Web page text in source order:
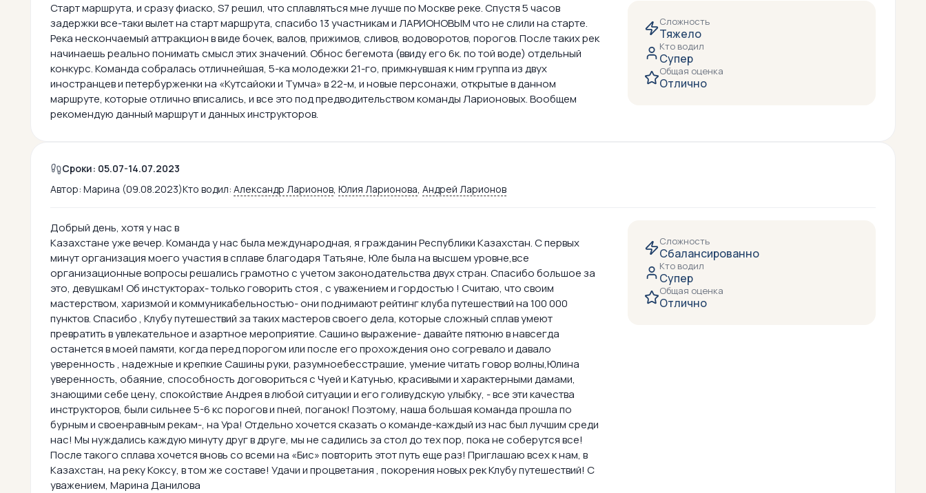
Старт маршрута, и сразу фиаско, S7 решил, что сплавляться мне лучше по Москве реке. Спустя 5 часов
задержки все-таки вылет на старт маршрута, спасибо 13 участникам и ЛАРИОНОВЫМ что не слили на старте.
Река нескончаемый аттракцион в виде бочек, валов, прижимов, сливов, водоворотов, порогов. После таких рек
начинаешь реально понимать смысл этих значений. Обнос бегемота (ввиду его 6к. по той воде) отдельный
конкурс. Команда собралась отличнейшая, 5-ка молодежки 21-го, примкнувшая к ним группа из двух
иностранцев и петербурженки на «Кутсайоки и Тумча» в 22-м, и новые персонажи, открытые в данном
маршруте, которые отлично вписались, и все это под предводительством команды Ларионовых. Вообщем
рекомендую данный маршрут и данных инструкторов.
Сложность
Тяжело
Кто водил
Супер
Общая оценка
Отлично
Сроки: 05.07-14.07.2023
Автор: Марина (09.08.2023)Кто водил: Александр Ларионов, Юлия Ларионова, Андрей Ларионов
Добрый день, хотя у нас в
Казахстане уже вечер. Команда у нас была международная, я гражданин Республики Казахстан. С первых
минут организация моего участия в сплаве благодаря Татьяне, Юле была на высшем уровне,все
организационные вопросы решались грамотно с учетом законодательства двух стран. Спасибо большое за
это, девушкам! Об инстукторах- только говорить стоя , с уважением и гордостью ! Считаю, что своим
мастерством, харизмой и коммуникабельностью- они поднимают рейтинг клуба путешествий на 100 000
пунктов. Спасибо , Клубу путешествий за таких мастеров своего дела, которые сложный сплав умеют
превратить в увлекательное и азартное мероприятие. Сашино выражение- давайте пятюню в навсегда
останется в моей памяти, когда перед порогом или после его прохождения оно согревало и давало
уверенность , надежные и крепкие Сашины руки, разумноебесстрашие, умение читать говор волны,Юлина
уверенность, обаяние, способность договориться с Чуей и Катунью, красивыми и характерными дамами,
знающими себе цену, спокойствие Андрея в любой ситуации и его голивудскую улыбку, - все эти качества
инструкторов, были сильнее 5-6 кс порогов и пней, поганок! Поэтому, наша большая команда прошла по
бурным и своенравным рекам-, на Ура! Отдельно хочется сказать о команде-каждый из нас был лучшим среди
нас! Мы нуждались каждую минуту друг в друге, мы не садились за стол до тех пор, пока не соберутся все!
После такого сплава хочется вновь со всеми на «Бис» повторить этот путь еще раз! Приглашаю всех к нам, в
Казахстан, на реку Коксу, в том же составе! Удачи и процветания , покорения новых рек Клубу путешествий! С
уважением, Марина Данилова
Сложность
Сбалансированно
Кто водил
Супер
Общая оценка
Отлично